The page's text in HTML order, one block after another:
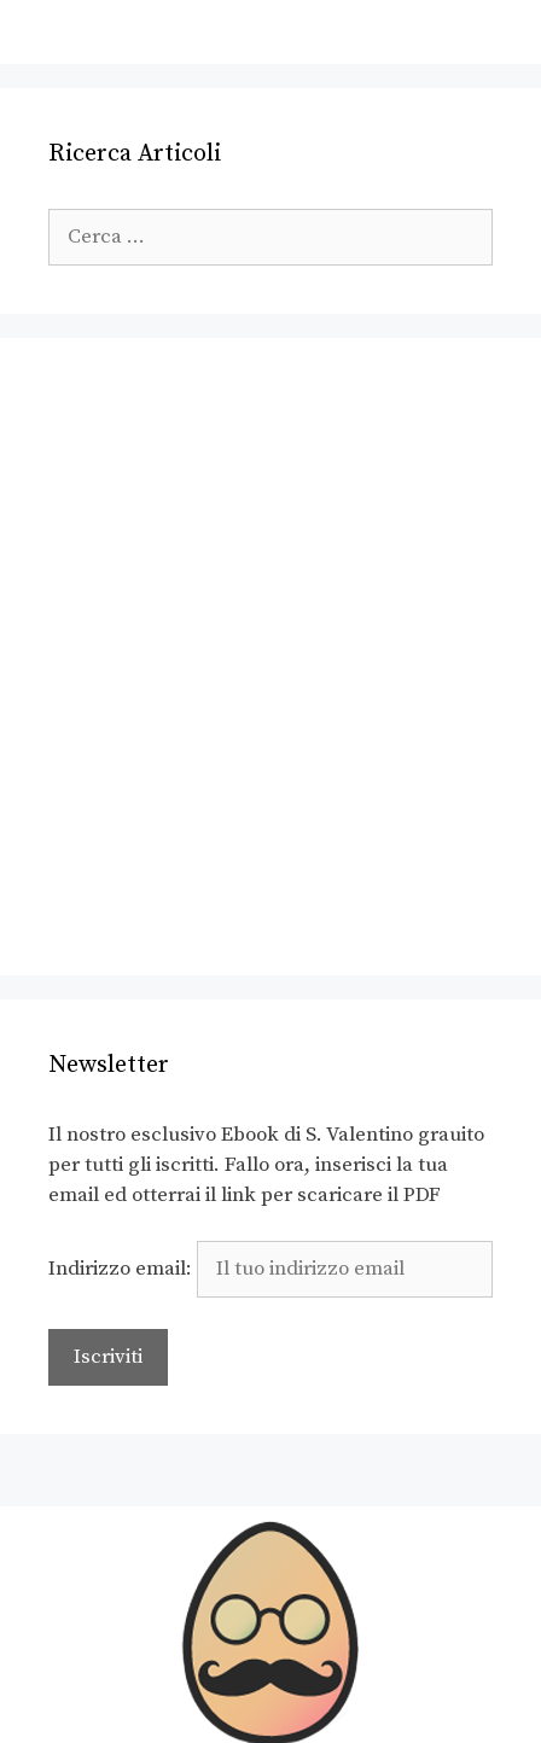
Ricerca Articoli
Newsletter
Il nostro esclusivo Ebook di S. Valentino grauito
per tutti gli iscritti. Fallo ora, inserisci la tua
email ed otterrai il link per scaricare il PDF
Indirizzo email: